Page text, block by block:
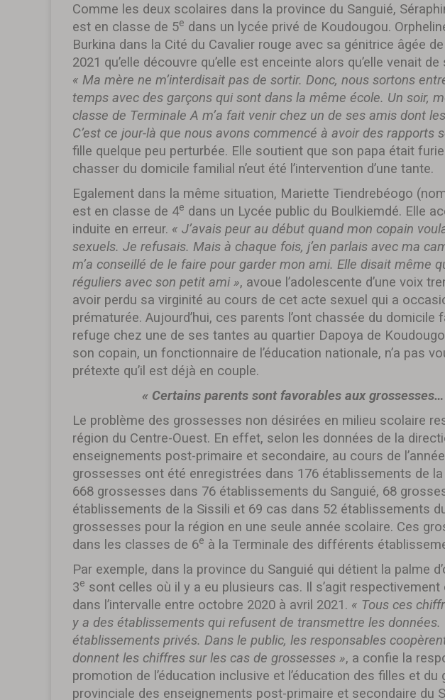
Comme les deux scolaires dans la province du Sanguié,
est en classe de 5e dans un lycée privé de Koudougou.
Burkina dans la Cité du Cavalier rouge avec sa génitrice âgée
2021 qu’elle découvre qu’elle est enceinte alors qu’elle venait
« Ma mère ne m’interdisait pas de sortir. Donc, nous sortons
temps avec des garçons qui sont dans la même école. Un soir,
classe de Terminale A m’a fait venir chez un de ses amis dont
C’est ce jour-là que nous avons commencé à avoir des rapports
fille quelque peu perturbée. Elle soutient que son papa était
chasser du domicile familial n’eut été l’intervention d’une tante.
Egalement dans la même situation, Mariette Tiendrebéogo
est en classe de 4e dans un Lycée public du Boulkiemdé. Elle
induite en erreur. « J’avais peur au début quand mon copain
sexuels. Je refusais. Mais à chaque fois, j’en parlais avec ma
m’a conseillé de le faire pour garder mon ami. Elle disait même
réguliers avec son petit ami », avoue l’adolescente d’une voix
avoir perdu sa virginité au cours de cet acte sexuel qui a
prématurée. Aujourd’hui, ces parents l’ont chassée du domicile
refuge chez une de ses tantes au quartier Dapoya de
son copain, un fonctionnaire de l’éducation nationale, n’a pas
prétexte qu’il est déjà en couple.
« Certains parents sont favorables aux
Le problème des grossesses non désirées en milieu scolaire
région du Centre-Ouest. En effet, selon les données de la
enseignements post-primaire et secondaire, au cours de
grossesses ont été enregistrées dans 176 établissements de
668 grossesses dans 76 établissements du Sanguié, 68
établissements de la Sissili et 69 cas dans 52 établissements
grossesses pour la région en une seule année scolaire. Ces
dans les classes de 6e à la Terminale des différents
Par exemple, dans la province du Sanguié qui détient la palme
3e sont celles où il y a eu plusieurs cas. Il s’agit
dans l’intervalle entre octobre 2020 à avril 2021. « Tous ces
y a des établissements qui refusent de transmettre les
établissements privés. Dans le public, les responsables
donnent les chiffres sur les cas de grossesses », a confie la
promotion de l’éducation inclusive et l’éducation des filles et du
provinciale des enseignements post-primaire et secondaire du